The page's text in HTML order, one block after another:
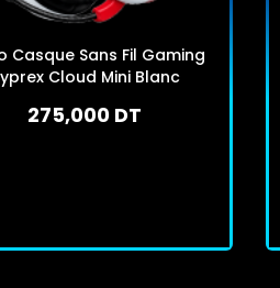
Casque Sans Fil Gaming
Cloud Mini Blanc
275,000 DT